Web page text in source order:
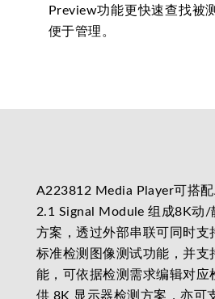
Preview功能更快速查找被
便于管理。
A223812 Media Player可搭
2.1 Signal Module 组成8K动/
方案，透过外部串联可同时支
标准检测图像测试功能，并支
能，可依据检测需求编辑对应
供 8K 显示器检测方案，亦可